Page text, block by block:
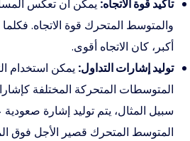
تأكيد قوة الاتجاه: يمكن أن تعكس
والمتوسط المتحرك قوة الاتجاه.
أكبر، كان الاتجاه أقوى.
توليد إشارات التداول: يمكن استخدام
المتوسطات المتحركة المختلفة
سبيل المثال، يتم توليد إشارة صعودية
المتوسط المتحرك قصير الأجل فوق